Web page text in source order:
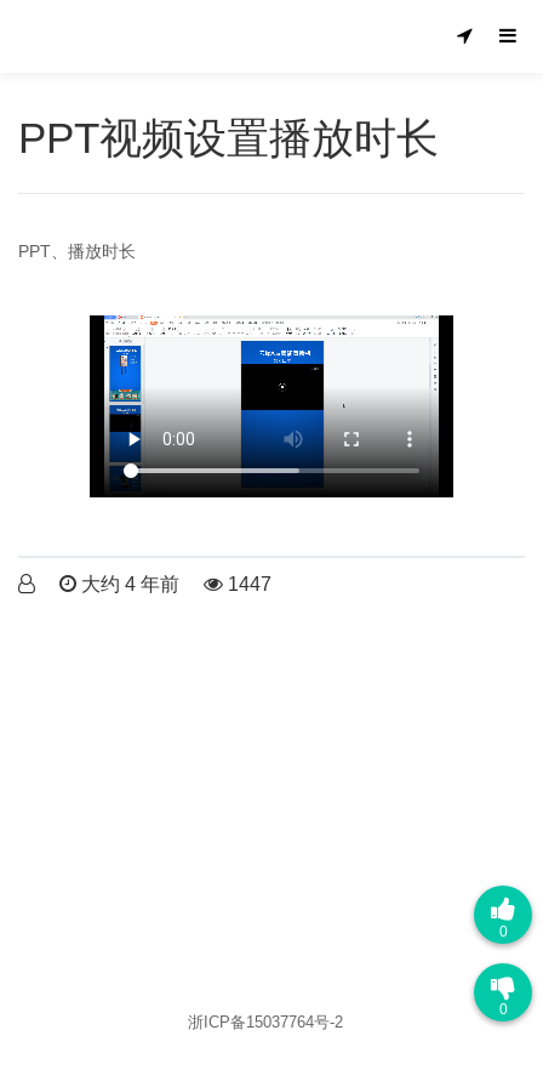
PPT视频设置播放时长
PPT、播放时长
大约 4 年前 1447
浙ICP备15037764号-2
0
0